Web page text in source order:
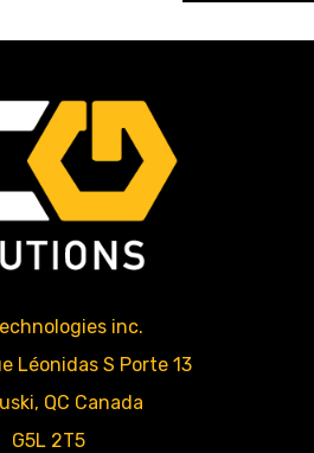
inc.
Léonidas S Porte 13
, QC Canada
G5L 2T5